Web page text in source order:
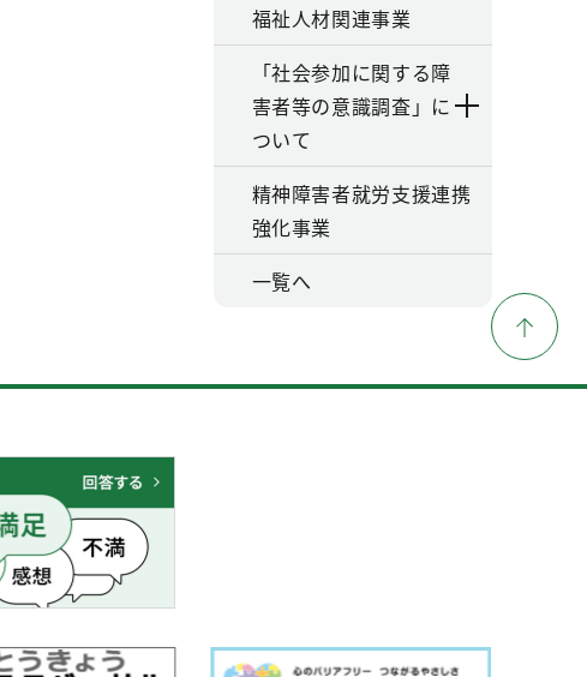
福祉人材関連事業
「社会参加に関する障
害者等の意識調査」に
ついて
精神障害者就労支援連携
強化事業
一覧へ